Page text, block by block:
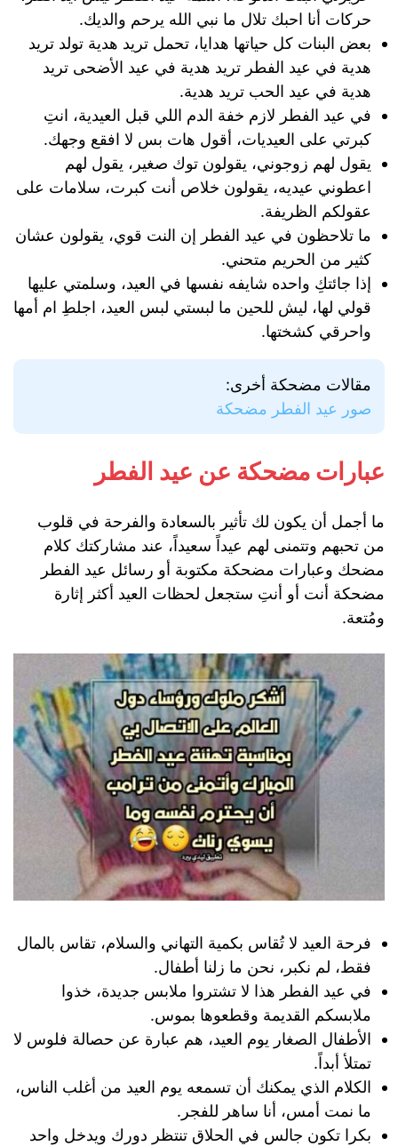
حركات أنا احبك تلال ما نبي الله يرحم والديك.
بعض البنات كل حياتها هدايا، تحمل تريد هدية تولد تريد
هدية في عيد الفطر تريد هدية في عيد الأضحى تريد
هدية في عيد الحب تريد هدية.
في عيد الفطر لازم خفة الدم اللي قبل العيدية، انتِ
كبرتي على العيديات، أقول هات بس لا افقع وجهك.
يقول لهم زوجوني، يقولون توك صغير، يقول لهم
اعطوني عيديه، يقولون خلاص أنت كبرت، سلامات على
عقولكم الظريفة.
ما تلاحظون في عيد الفطر إن النت قوي، يقولون عشان
كثير من الحريم متحني.
إذا جائتكِ واحده شايفه نفسها في العيد، وسلمتي عليها
قولي لها، ليش للحين ما لبستي لبس العيد، اجلطِ ام أمها
واحرقي كشختها.
مقالات مضحكة أخرى:
صور عيد الفطر مضحكة
عبارات مضحكة عن عيد الفطر
ما أجمل أن يكون لك تأثير بالسعادة والفرحة في قلوب
من تحبهم وتتمنى لهم عيداً سعيداً، عند مشاركتك كلام
مضحك وعبارات مضحكة مكتوبة أو رسائل عيد الفطر
مضحكة أنت أو أنتِ ستجعل لحظات العيد أكثر إثارة
ومُتعة.
فرحة العيد لا تُقاس بكمية التهاني والسلام، تقاس بالمال
فقط، لم نكبر، نحن ما زلنا أطفال.
في عيد الفطر هذا لا تشتروا ملابس جديدة، خذوا
ملابسكم القديمة وقطعوها بموس.
الأطفال الصغار يوم العيد، هم عبارة عن حصالة فلوس لا
تمتلأ أبداً.
الكلام الذي يمكنك أن تسمعه يوم العيد من أغلب الناس،
ما نمت أمس، أنا ساهر للفجر.
بكرا ​تكون جالس في الحلاق تنتظر دورك ويدخل واحد